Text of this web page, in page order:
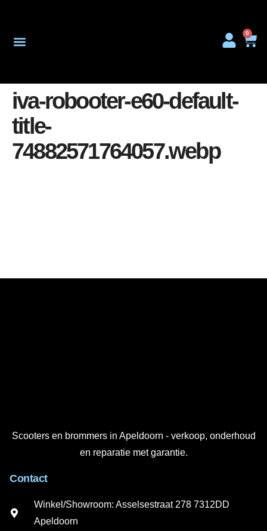
0
iva-robooter-e60-default-
title-
74882571764057.webp
Scooters en brommers in Apeldoorn - verkoop, onderhoud
en reparatie met garantie.
Contact
Winkel/Showroom: Asselsestraat 278 7312DD
Apeldoorn